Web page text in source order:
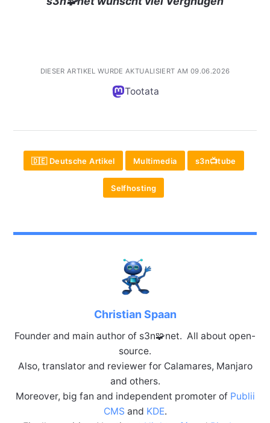
DIESER ARTIKEL WURDE AKTUALISIERT AM 09.06.2026
Tootata
🇩🇪 Deutsche Artikel Multimedia s3n📺tube
Selfhosting
Christian Spaan
Founder and main author of s3n🧩net. All about open-
source.
Also, translator and reviewer for Calamares, Manjaro
and others.
Moreover, big fan and independent promoter of Publii
CMS and KDE.